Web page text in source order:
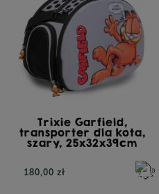
Trixie Garfield,
transporter dla kota,
szary, 25x32x39cm
180,00 zł